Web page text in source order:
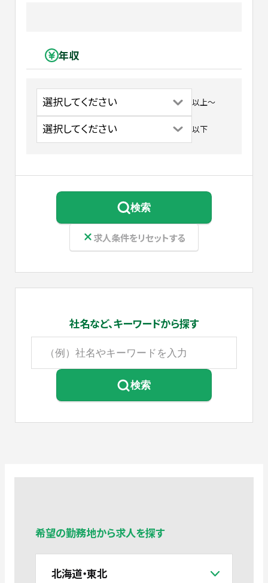
年収
以上〜
以下
検索
求人条件をリセットする
社名など、キーワードから探す
検索
希望の勤務地から求人を探す
北海道・東北